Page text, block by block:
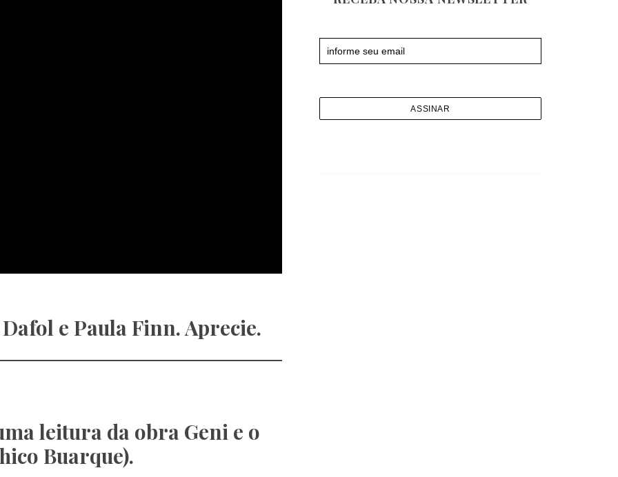
e Paula Finn. Aprecie.
leitura da obra Geni e o
Buarque).